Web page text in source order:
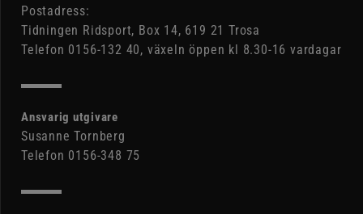
Postadress:
Tidningen Ridsport, Box 14, 619 21 Trosa
Telefon 0156-132 40, växeln öppen kl 8.30-16 vardagar
Ansvarig utgivare
Susanne Tornberg
Telefon 0156-348 75